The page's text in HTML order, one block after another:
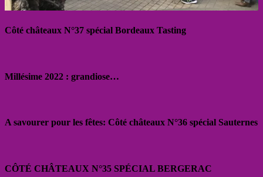
Côté châteaux N°37 spécial Bordeaux Tasting
Millésime 2022 : grandiose…
A savourer pour les fêtes: Côté châteaux N°36 spécial Sauternes
CÔTÉ CHÂTEAUX N°35 SPÉCIAL BERGERAC